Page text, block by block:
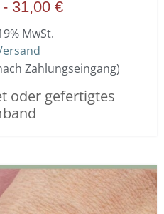
31,00 €
MwSt.
Zahlungseingang)
oder gefertigtes